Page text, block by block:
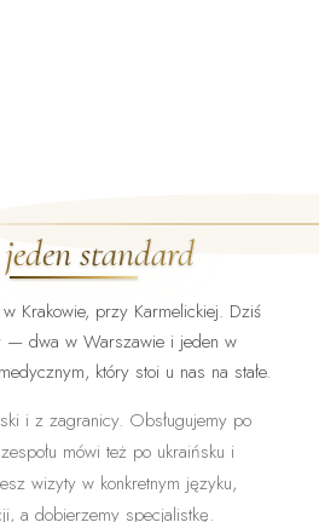
jeden standard
Krakowie, przy Karmelickiej. Dziś
— dwa w Warszawie i jeden w
który stoi u nas na stałe.
i z zagranicy. Obsługujemy po
mówi też po ukraińsku i
wizyty w konkretnym języku,
a dobierzemy specjalistkę.